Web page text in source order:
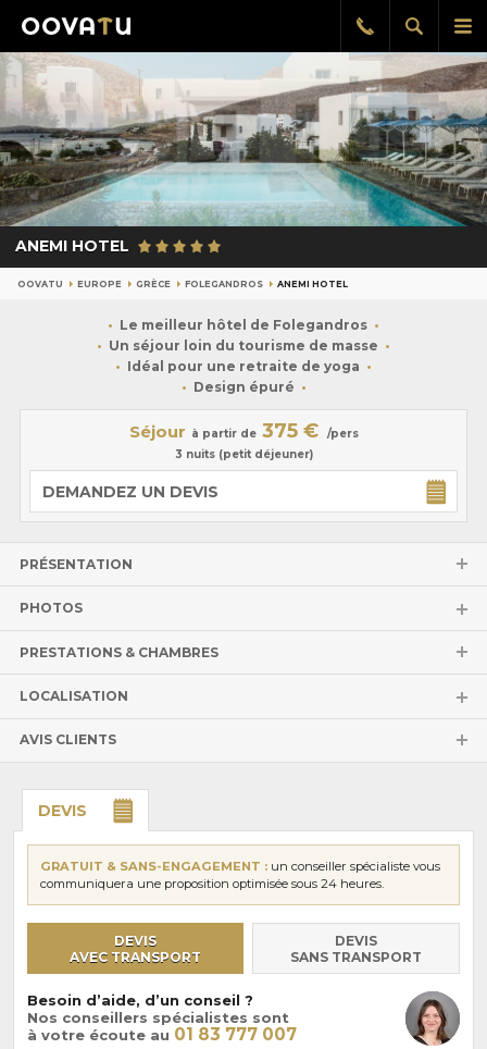
le
Afficher
la
Rappel
gratuit
ANEMI HOTEL
OOVATU EUROPE GRÈCE FOLEGANDROS ANEMI HOTEL
Le meilleur hôtel de Folegandros
Un séjour loin du tourisme de masse
Idéal pour une retraite de yoga
Design épuré
Séjour à partir de 375 €
/pers
3 nuits (petit déjeuner)
DEMANDEZ UN DEVIS
PRÉSENTATION
PHOTOS
PRESTATIONS & CHAMBRES
LOCALISATION
AVIS CLIENTS
DEVIS
GRATUIT & SANS-ENGAGEMENT : un conseiller spécialiste vous
communiquera une proposition optimisée sous 24 heures.
DEVIS
AVEC TRANSPORT
DEVIS
SANS TRANSPORT
Besoin d’aide, d’un conseil ?
Nos conseillers spécialistes sont
à votre écoute au 01 83 777 007